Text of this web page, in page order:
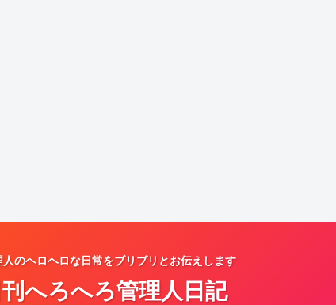
のヘロヘロな日常をブリブリとお伝えします
へろへろ管理人日記